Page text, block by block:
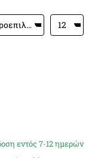
εντός 7-12 ημερών